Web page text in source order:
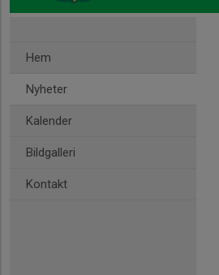
Hem
Nyheter
Kalender
Bildgalleri
Kontakt